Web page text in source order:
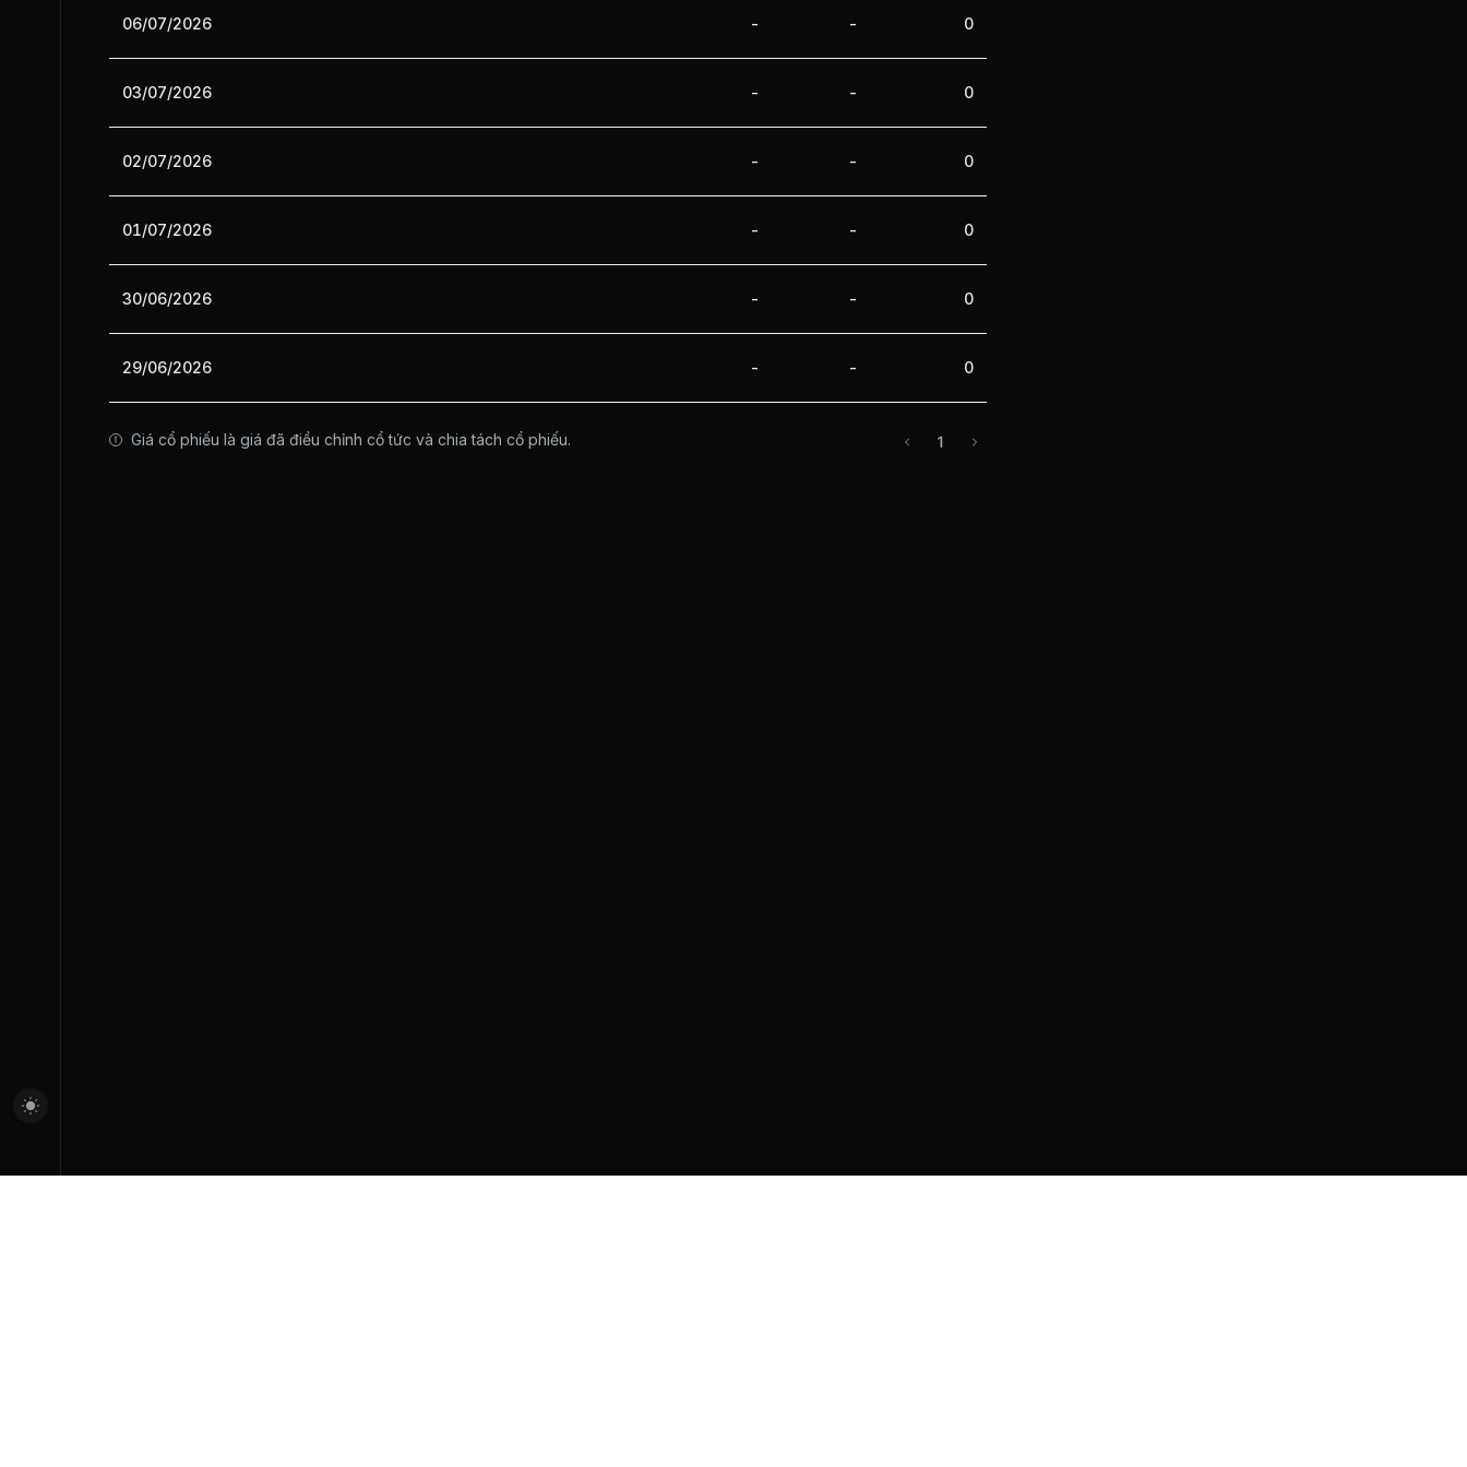
06/07/2026 - - 0
03/07/2026 - - 0
02/07/2026 - - 0
01/07/2026 - - 0
30/06/2026 - - 0
29/06/2026 - - 0
Giá cổ phiếu là giá đã điều chỉnh cổ tức và chia tách cổ phiếu. 1